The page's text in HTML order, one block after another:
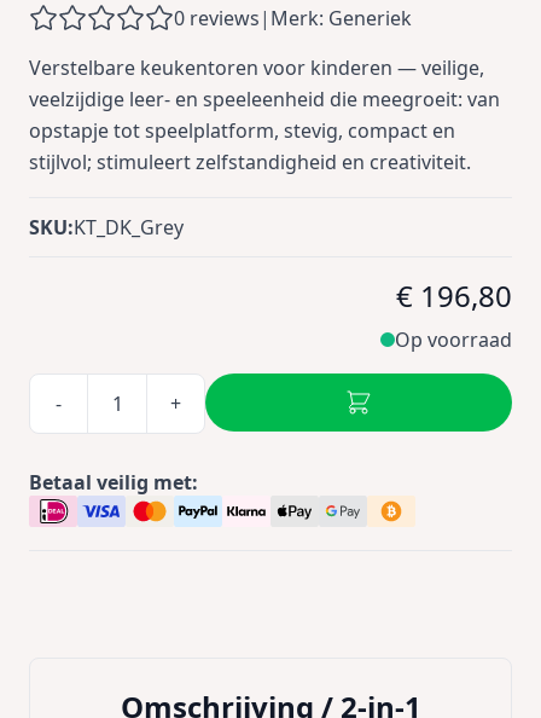
0 reviews| Merk: Generiek
Verstelbare keukentoren voor kinderen — veilige,
veelzijdige leer- en speeleenheid die meegroeit: van
opstapje tot speelplatform, stevig, compact en
stijlvol; stimuleert zelfstandigheid en creativiteit.
SKU:KT_DK_Grey
€ 196,80
Op voorraad
- +
Betaal veilig met:
Omschrijving / 2-in-1